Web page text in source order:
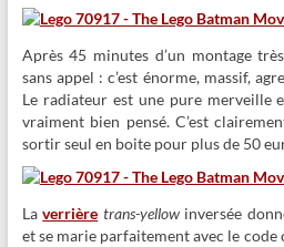
Après 45 minutes d’un montage
sans appel : c’est énorme, massif,
Le radiateur est une pure merveille
vraiment bien pensé. C’est
sortir seul en boite pour plus de 50
Laverrière trans-yellowinversée
et se marie parfaitement avec le code